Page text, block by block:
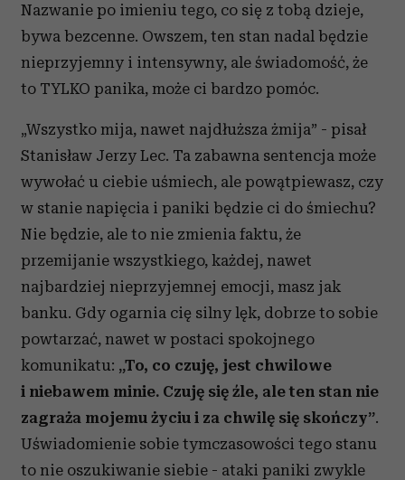
Nazwanie po imieniu tego, co się z tobą dzieje,
bywa bezcenne. Owszem, ten stan nadal będzie
nieprzyjemny i intensywny, ale świadomość, że
to TYLKO panika, może ci bardzo pomóc.
„Wszystko mija, nawet najdłuższa żmija” - pisał
Stanisław Jerzy Lec. Ta zabawna sentencja może
wywołać u ciebie uśmiech, ale powątpiewasz, czy
w stanie napięcia i paniki będzie ci do śmiechu?
Nie będzie, ale to nie zmienia faktu, że
przemijanie wszystkiego, każdej, nawet
najbardziej nieprzyjemnej emocji, masz jak
banku. Gdy ogarnia cię silny lęk, dobrze to sobie
powtarzać, nawet w postaci spokojnego
komunikatu: „To, co czuję, jest chwilowe
i niebawem minie. Czuję się źle, ale ten stan nie
zagraża mojemu życiu i za chwilę się skończy”.
Uświadomienie sobie tymczasowości tego stanu
to nie oszukiwanie siebie - ataki paniki zwykle